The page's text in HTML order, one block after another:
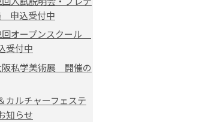
申込受付中
オープンスクール
受付中
私学美術展 開催の
カルチャーフェステ
知らせ